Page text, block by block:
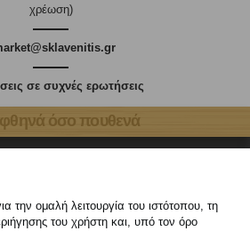
χρέωση)
σε συχνές ερωτήσεις
όσο πουθενά
την ομαλή λειτουργία του ιστότοπου, τη
του χρήστη και, υπό τον όρο